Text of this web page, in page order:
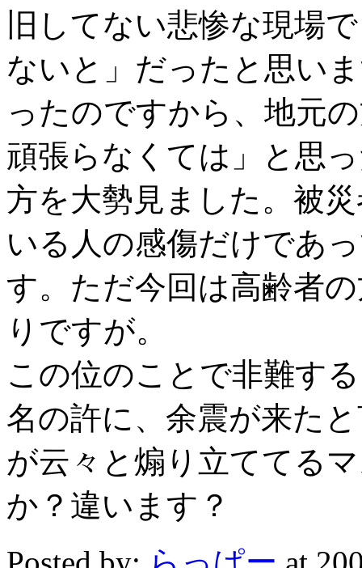
旧してない悲惨な現場
ないと」だったと思い
ったのですから、地元
頑張らなくては」と思
方を大勢見ました。被
いる人の感傷だけであ
す。ただ今回は高齢者
りですが。
この位のことで非難す
名の許に、余震が来た
が云々と煽り立ててる
か？違います？